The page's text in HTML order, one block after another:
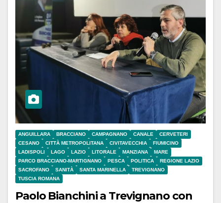
ANGUILLARA BRACCIANO CAMPAGNANO CANALE
CERVETERI
CESANO
CITTÀ METROPOLITANA CIVITAVECCHIA
FIUMICINO
LADISPOLI
LAGO LAZIO LITORALE MANZIANA
MARE
PARCO BRACCIANO-MARTIGNANO
PESCA POLITICA
REGIONE LAZIO
SACROFANO
SANITÀ SANTA MARINELLA
TREVIGNANO
TUSCIA ROMANA
Paolo Bianchini a Trevignano con